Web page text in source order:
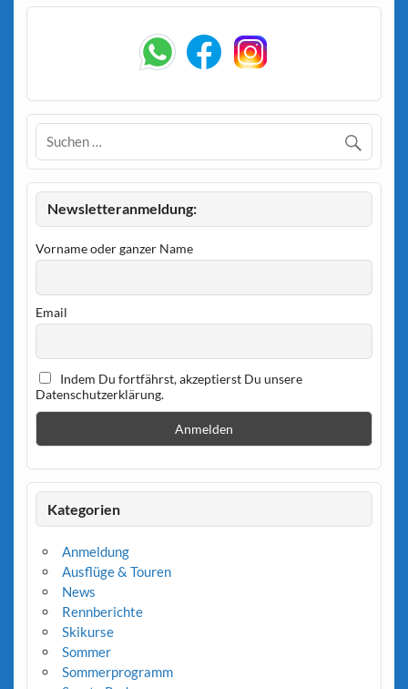
Newsletteranmeldung:
Vorname oder ganzer Name
Email
Indem Du fortfährst, akzeptierst Du unsere
Datenschutzerklärung.
Kategorien
Anmeldung
Ausflüge & Touren
News
Rennberichte
Skikurse
Sommer
Sommerprogramm